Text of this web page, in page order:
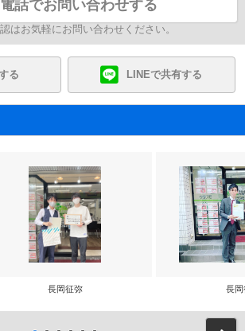
電話でお問い合わせする
はお気軽にお問い合わせください。
る LINEで共有する
長岡征弥 長岡